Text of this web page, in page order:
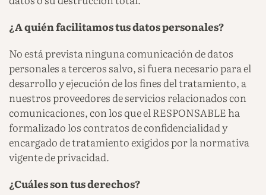
¿A quién facilitamos tus datos personales?
No está prevista ninguna comunicación de datos
personales a terceros salvo, si fuera necesario para el
desarrollo y ejecución de los fines del tratamiento, a
nuestros proveedores de servicios relacionados con
comunicaciones, con los que el RESPONSABLE ha
formalizado los contratos de confidencialidad y
encargado de tratamiento exigidos por la normativa
vigente de privacidad.
¿Cuáles son tus derechos?